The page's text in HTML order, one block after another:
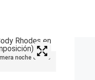
noche este 6